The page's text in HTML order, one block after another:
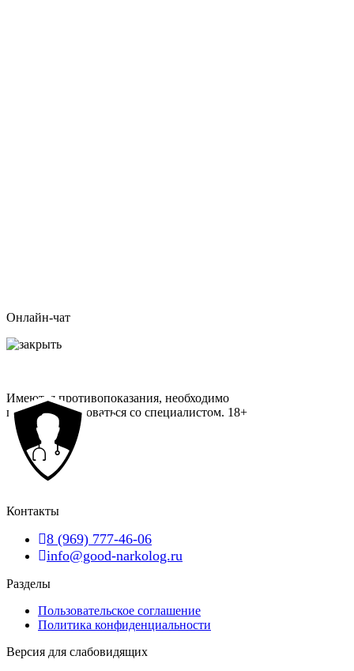
Онлайн-чат
Имеются противопоказания, необходимо
проконсультироваться со специалистом. 18+
Контакты
8 (969) 777-46-06
info@good-narkolog.ru
Разделы
Пользовательское соглашение
Политика конфиденциальности
Версия для слабовидящих